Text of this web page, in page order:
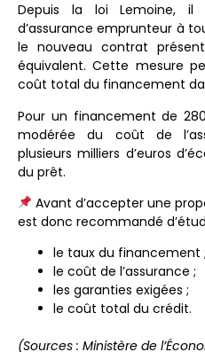
Depuis la loi Lemoine, il
d’assurance emprunteur à
le nouveau contrat
équivalent. Cette mesure
coût total du financement
Pour un financement de
modérée du coût de
plusieurs milliers d’euros
du prêt.
Avant d’accepter une
est donc recommandé
le taux du financement ;
le coût de l’assurance ;
les garanties exigées ;
le coût total du crédit.
(Sources : Ministère de